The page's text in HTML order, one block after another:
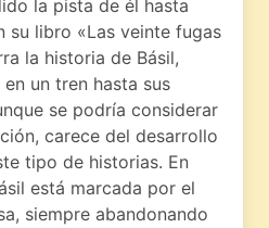
la pista de él hasta
su libro «Las veinte fugas
la historia de Básil,
un tren hasta sus
se podría considerar
carece del desarrollo
tipo de historias. En
está marcada por el
siempre abandonando